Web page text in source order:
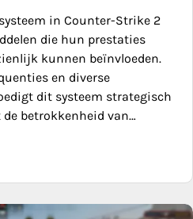
in Counter-Strike 2
die hun prestaties
kunnen beïnvloeden.
en diverse
dit systeem strategisch
betrokkenheid van…